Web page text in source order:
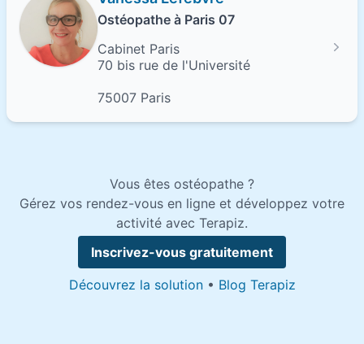
Ostéopathe à Paris 07
Cabinet Paris
70 bis rue de l'Université
75007 Paris
Vous êtes ostéopathe ?
Gérez vos rendez-vous en ligne et développez votre
activité avec Terapiz.
Inscrivez-vous gratuitement
Découvrez la solution• Blog Terapiz